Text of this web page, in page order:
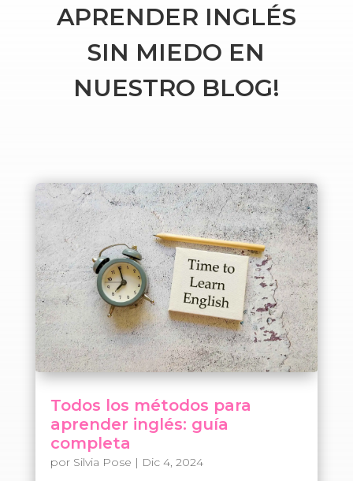
APRENDER INGLÉS
SIN MIEDO EN
NUESTRO BLOG!
Todos los métodos para
aprender inglés: guía
completa
por Silvia Pose | Dic 4, 2024